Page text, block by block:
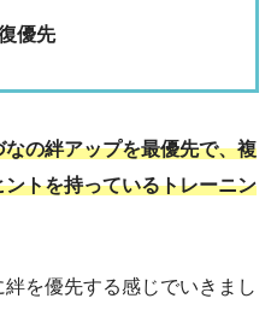
優先
なの絆アップを最優先で、複
トを持っているトレーニン
を優先する感じでいきまし